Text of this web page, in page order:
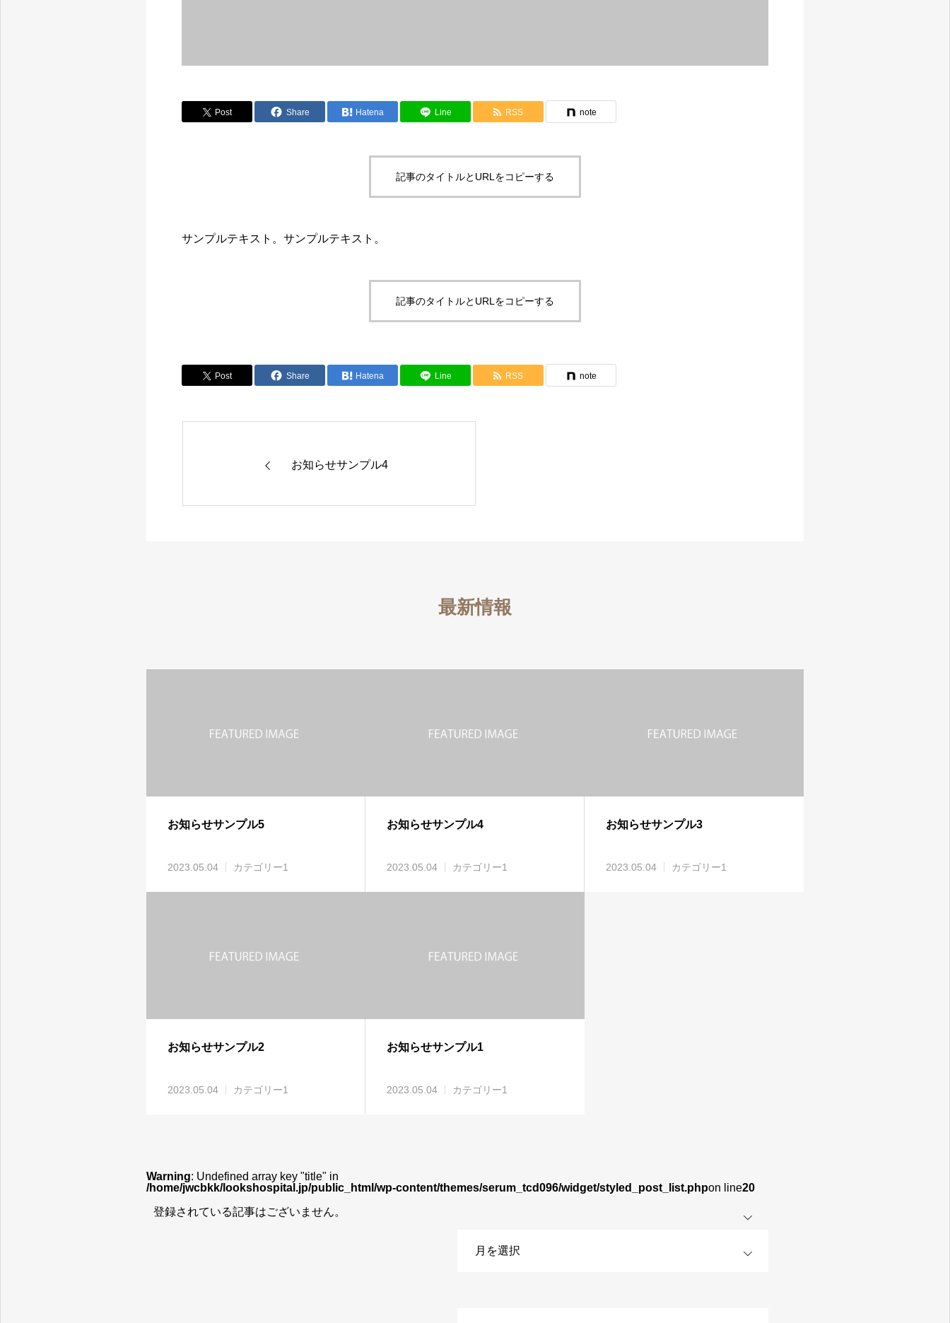
Post Share Hatena Line RSS note
記事のタイトルとURLをコピーする
サンプルテキスト。サンプルテキスト。
記事のタイトルとURLをコピーする
Post Share Hatena Line RSS note
お知らせサンプル4
最新情報
お知らせサンプル5
2023.05.04 カテゴリー1
お知らせサンプル4
2023.05.04 カテゴリー1
お知らせサンプル3
2023.05.04 カテゴリー1
お知らせサンプル2
2023.05.04 カテゴリー1
お知らせサンプル1
2023.05.04 カテゴリー1
Warning: Undefined array key "title" in
/home/jwcbkk/lookshospital.jp/public_html/wp-content/themes/serum_tcd096/widget/styled_post_list.phpon line20
登録されている記事はございません。